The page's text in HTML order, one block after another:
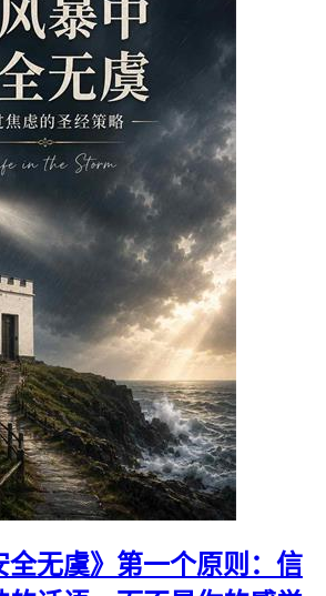
全无虞》第一个原则：信